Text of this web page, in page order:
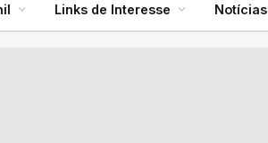
Links de Interesse Notícias